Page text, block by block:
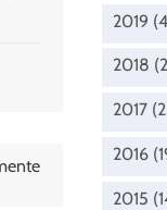
2019
2018
2017
2016
2015